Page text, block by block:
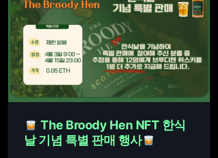
The Broody Hen NFT 한식
날 기념 특별 판매 행사